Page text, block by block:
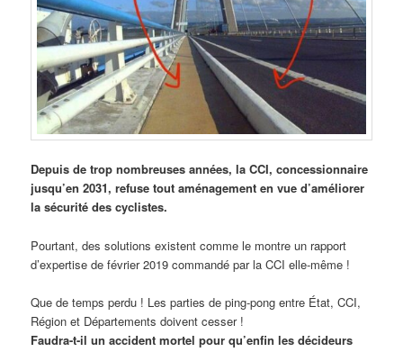
Depuis de trop nombreuses années, la CCI, concessionnaire
jusqu’en 2031, refuse tout aménagement en vue d’améliorer
la sécurité des cyclistes.
Pourtant, des solutions existent comme le montre un rapport
d’expertise de février 2019 commandé par la CCI elle-même !
Que de temps perdu ! Les parties de ping-pong entre État, CCI,
Région et Départements doivent cesser !
Faudra-t-il un accident mortel pour qu’enfin les décideurs